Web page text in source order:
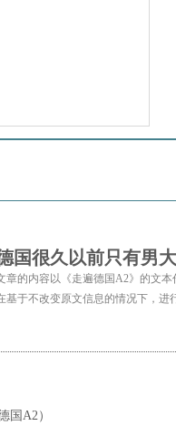
国很久以前只有男
章的内容以《走遍德国A2》的文
基于不改变原文信息的情况下，进
国A2）